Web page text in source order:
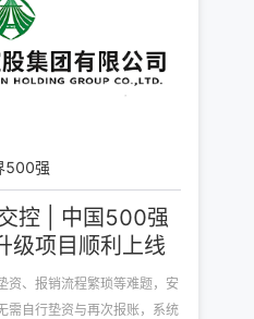
500强
控 | 中国500强
级项目顺利上线
资、报销流程繁琐等难题，安
需自行垫资与再次报账，系统